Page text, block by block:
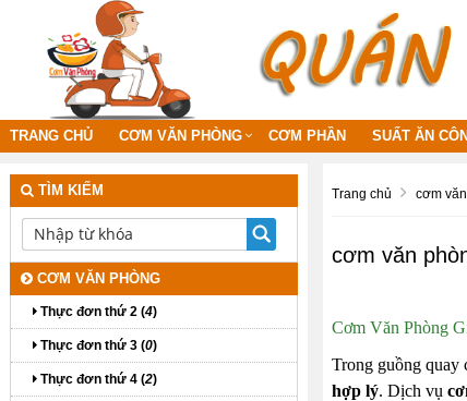
TRANG CHỦ CƠM VĂN PHÒNG CƠM PHẦN SUẤT ĂN
Trang chủ cơm
cơm văn
Cơm Văn Phòng
Trong guồng quay
hợp lý. Dịch vụ
TÌM KIẾM
CƠM VĂN PHÒNG
Thực đơn thứ 2 (4)
Thực đơn thứ 3 (0)
Thực đơn thứ 4 (2)